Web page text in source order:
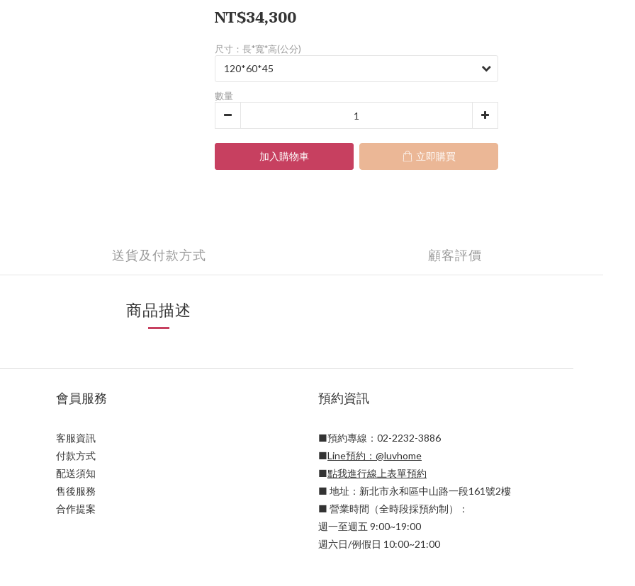
NT$34,300
尺寸：長*寬*高(公分)
數量
加入購物車 立即購買
送貨及付款方式 顧客評價
商品描述
會員服務
客服資訊
付款方式
配送須知
售後服務
合作提案
預約資訊
■預約專線：02-2232-3886
■Line預約： @luvhome
■點我進行線上表單預約
■ 地址：新北市永和區中山路一段161號2樓
■ 營業時間（全時段採預約制）：
週一至週五 9:00~19:00
週六日/例假日 10:00~21:00